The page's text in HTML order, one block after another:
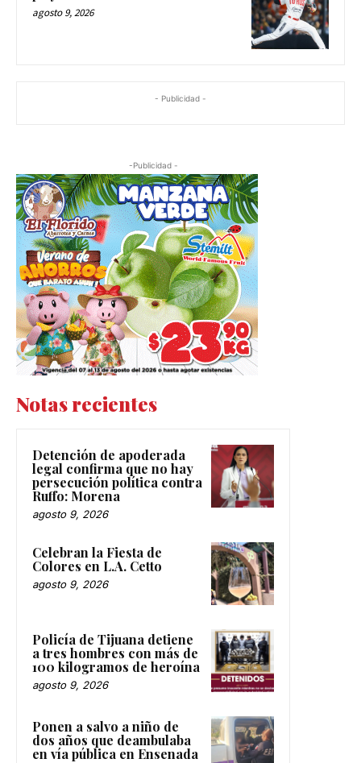
agosto 9, 2026
- Publicidad -
-Publicidad -
Notas recientes
Detención de apoderada
legal confirma que no hay
persecución política contra
Ruffo: Morena
agosto 9, 2026
Celebran la Fiesta de
Colores en L.A. Cetto
agosto 9, 2026
Policía de Tijuana detiene
a tres hombres con más de
100 kilogramos de heroína
agosto 9, 2026
Ponen a salvo a niño de
dos años que deambulaba
en vía pública en Ensenada